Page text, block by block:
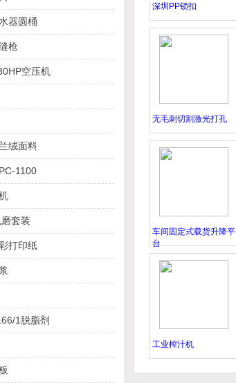
深圳PP锁扣
无毛刺切割激光打孔
车间固定式载货升降平
台
工业榨汁机
器圆桶
枪
空压机
绒面料
1100
套装
打印纸
1脱脂剂